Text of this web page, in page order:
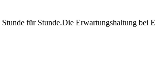
für Stunde.Die Erwartungshaltung bei